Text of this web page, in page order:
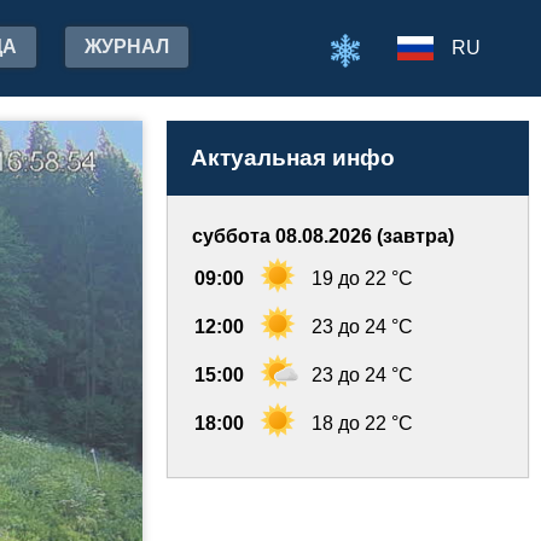
ЖУРНАЛ RU
Актуальная инфо
суббота 08.08.2026 (завтра)
09:00 19 до 22 °C
12:00 23 до 24 °C
15:00 23 до 24 °C
18:00 18 до 22 °C